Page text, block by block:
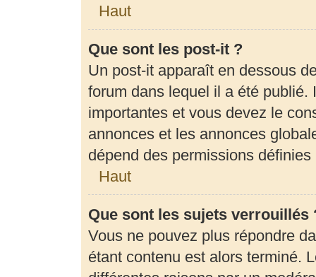
Haut
Que sont les post-it ?
Un post-it apparaît en dessous
forum dans lequel il a été
importantes et vous devez le
annonces et les annonces
dépend des permissions définies
Haut
Que sont les sujets verrouillés
Vous ne pouvez plus répondre
étant contenu est alors terminé.